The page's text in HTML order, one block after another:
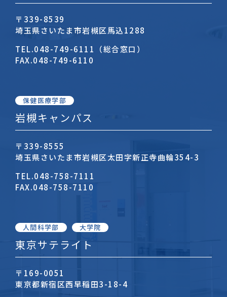
〒339-8539
埼玉県さいたま市岩槻区馬込1288
TEL.048-749-6111（総合窓口）
FAX.048-749-6110
保健医療学部
岩槻キャンパス
〒339-8555
埼玉県さいたま市岩槻区太田字新正寺曲輪354-3
TEL.048-758-7111
FAX.048-758-7110
人間科学部 大学院
東京サテライト
〒169-0051
東京都新宿区西早稲田3-18-4